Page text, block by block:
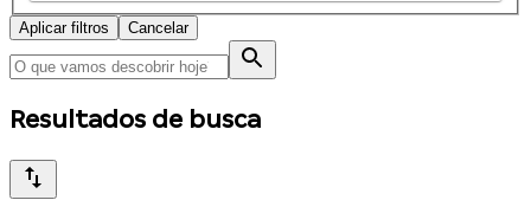
Aplicar filtros Cancelar
Resultados de busca